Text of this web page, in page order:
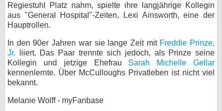
Regiestuhl Platz nahm, spielte ihre langjährige Kollegin
aus "General Hospital"-Zeiten, Lexi Ainsworth, eine der
Hauptrollen.
In den 90er Jahren war sie lange Zeit mit Freddie Prinze,
Jr. liiert. Das Paar trennte sich jedoch, als Prinze seine
Kollegin und jetzige Ehefrau Sarah Michelle Gellar
kennenlernte. Über McCulloughs Privatleben ist nicht viel
bekannt.
Melanie Wolff - myFanbase